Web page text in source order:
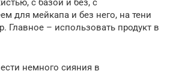
с базой и без, с
для мейкапа и без него, на тени
Главное – использовать продукт в
немного сияния в